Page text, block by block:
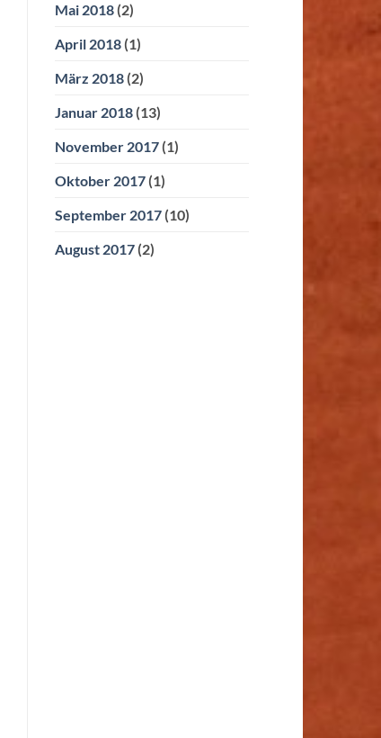
Mai 2018(2)
April 2018(1)
März 2018(2)
Januar 2018(13)
November 2017(1)
Oktober 2017(1)
September 2017(10)
August 2017(2)